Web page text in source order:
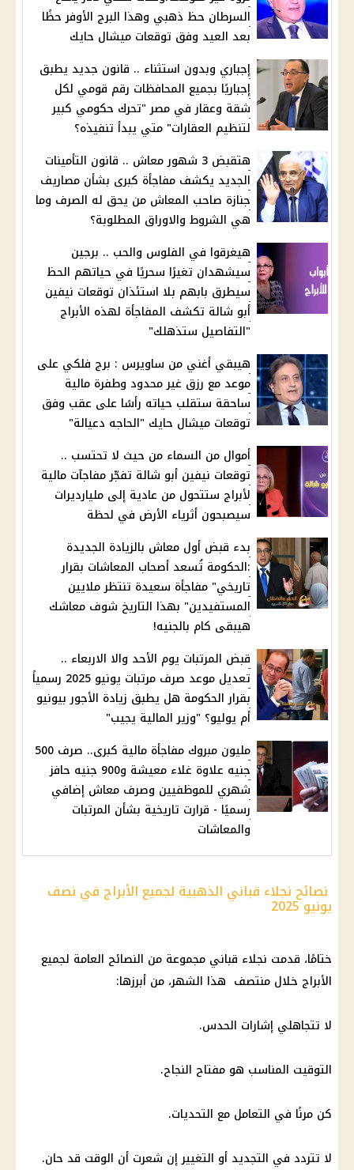
السرطان حظ ذهبي وهذا البرج الأوفر حظًا
بعد العيد وفق توقعات ميشال حايك
إجباري وبدون استثناء .. قانون جديد يطبق
إجباريًا بجميع المحافظات رقم قومي لكل
شقة وعقار في مصر "تحرك حكومي كبير
لتنظيم العقارات" متي يبدأ تنفيذه؟
هتقبض 3 شهور معاش .. قانون التأمينات
الجديد يكشف مفاجأة كبرى بشأن مصاريف
جنازة صاحب المعاش من يحق له الصرف وما
هي الشروط والاوراق المطلوبة؟
هيغرقوا في الفلوس والحب .. برجين
سيشهدان تغيرًا سحريًا في حياتهم الحظ
سيطرق بابهم بلا استئذان توقعات نيفين
أبو شالة تكشف المفاجأة لهذه الأبراج
"التفاصيل ستذهلك"
هيبقي أغني من ساويرس : برج فلكي على
موعد مع رزق غير محدود وطفرة مالية
ساحقة ستقلب حياته رأسًا على عقب وفق
توقعات ميشال حايك "الحاجه دعيالة"
أموال من السماء من حيث لا تحتسب ..
توقعات نيفين أبو شالة تفجّر مفاجآت مالية
لأبراج ستتحول من عادية إلى مليارديرات
سيصبحون أثرياء الأرض في لحظة
بدء قبض أول معاش بالزيادة الجديدة
:الحكومة تُسعد أصحاب المعاشات بقرار
تاريخي" مفاجأة سعيدة تنتظر ملايين
المستفيدين" بهذا التاريخ شوف معاشك
هيبقى كام بالجنيه!
قبض المرتبات يوم الأحد والا الاربعاء ..
تعديل موعد صرف مرتبات يونيو 2025 رسمياً
بقرار الحكومة هل يطبق زيادة الأجور بيونيو
أم يوليو؟ "وزير المالية يجيب"
مليون مبروك مفاجأة مالية كبرى.. صرف 500
جنيه علاوة غلاء معيشة و900 جنيه حافز
شهري للموظفيين وصرف معاش إضافي
رسميًا - قرارت تاريخية بشأن المرتبات
والمعاشات
نصائح نجلاء قباني الذهبية لجميع الأبراج في نصف
يونيو 2025
ختامًا، قدمت نجلاء قباني مجموعة من النصائح العامة لجميع
الأبراج خلال منتصف هذا الشهر، من أبرزها:
لا تتجاهلي إشارات الحدس.
التوقيت المناسب هو مفتاح النجاح.
كن مرنًا في التعامل مع التحديات.
لا تتردد في التجديد أو التغيير إن شعرت أن الوقت قد حان.